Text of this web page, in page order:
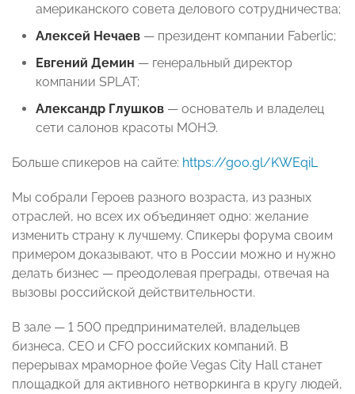
американского совета делового сотрудничества;
Алексей Нечаев — президент компании Faberlic;
Евгений Демин — генеральный директор
компании SPLAT;
Александр Глушков — основатель и владелец
сети салонов красоты МОНЭ.
Больше спикеров на сайте: https://goo.gl/KWEqiL
Мы собрали Героев разного возраста, из разных
отраслей, но всех их объединяет одно: желание
изменить страну к лучшему. Спикеры форума своим
примером доказывают, что в России можно и нужно
делать бизнес — преодолевая преграды, отвечая на
вызовы российской действительности.
В зале — 1 500 предпринимателей, владельцев
бизнеса, CEO и CFO российских компаний. В
перерывах мраморное фойе Vegas City Hall станет
площадкой для активного нетворкинга в кругу людей,